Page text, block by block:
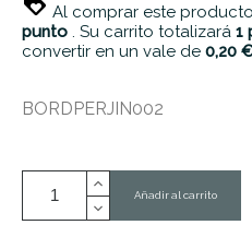
Al comprar este
punto . Su carrito totalizará 1
convertir en un vale de 0,20
BORDPERJIN002
Añadir al carrito